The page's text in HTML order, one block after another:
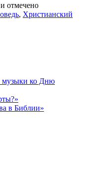
и отмечено
, Христианский
музыки ко Дню
в Библии»